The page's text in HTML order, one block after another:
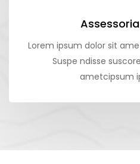
Lorem ipsum dolor sit
Suspe ndisse
ametcipsum